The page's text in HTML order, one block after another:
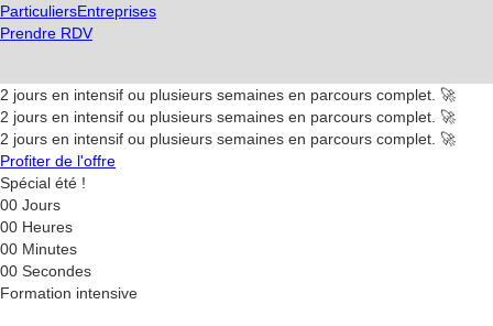
ParticuliersEntreprises
Prendre RDV
2 jours en intensif ou plusieurs semaines en parcours complet. 🚀
2 jours en intensif ou plusieurs semaines en parcours complet. 🚀
2 jours en intensif ou plusieurs semaines en parcours complet. 🚀
Profiter de l'offre
Spécial été !
00 Jours
00 Heures
00 Minutes
00 Secondes
Formation intensive